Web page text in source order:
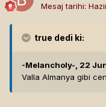
Mesaj tarihi:
true dedi ki:
-Melancholy-, 22
Valla Almanya gibi